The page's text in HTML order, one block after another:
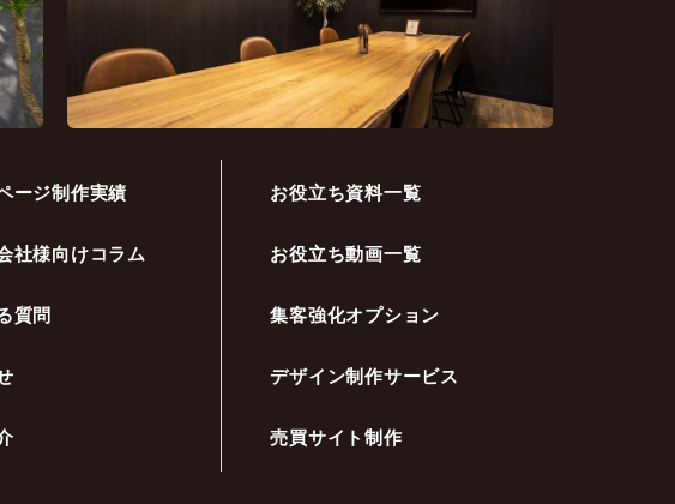
ージ制作実績
社様向けコラム
質問
お役立ち資料一覧
お役立ち動画一覧
集客強化オプション
デザイン制作サービス
売買サイト制作